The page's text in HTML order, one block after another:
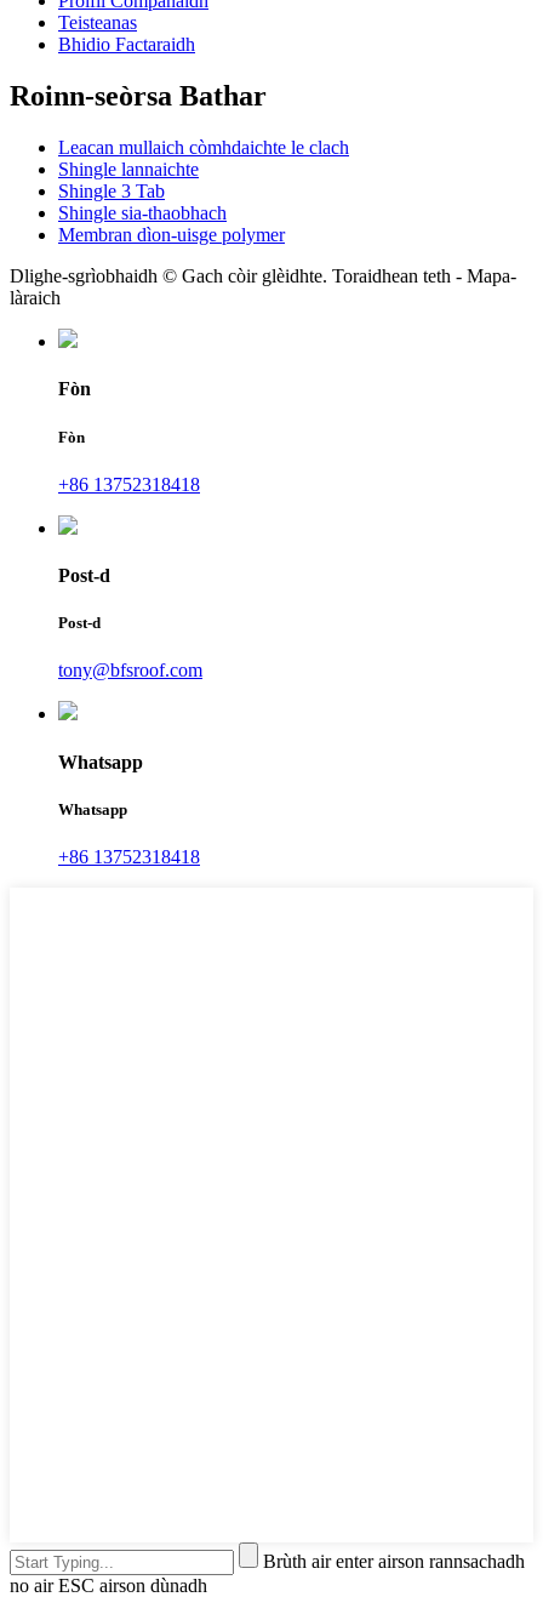
Teisteanas
Bhidio Factaraidh
Roinn-seòrsa Bathar
Leacan mullaich còmhdaichte le clach
Shingle lannaichte
Shingle 3 Tab
Shingle sia-thaobhach
Membran dìon-uisge polymer
Dlighe-sgrìobhaidh © Gach còir glèidhte. Toraidhean teth - Mapa-
làraich
Fòn
Fòn
+86 13752318418
Post-d
Post-d
tony@bfsroof.com
Whatsapp
Whatsapp
+86 13752318418
Brùth air enter airson rannsachadh
no air ESC airson dùnadh